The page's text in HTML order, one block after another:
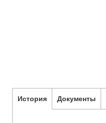
История Документы